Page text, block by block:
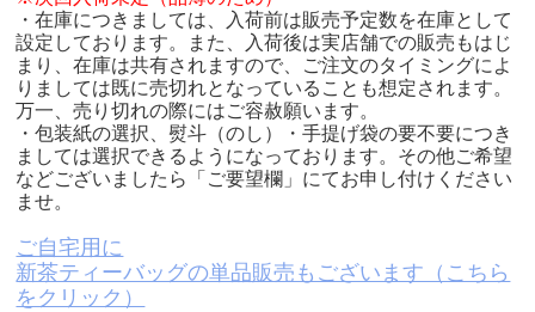
・在庫につきましては、入荷前は販売予定数を在庫として
設定しております。また、入荷後は実店舗での販売もはじ
まり、在庫は共有されますので、ご注文のタイミングによ
りましては既に売切れとなっていることも想定されます。
万一、売り切れの際にはご容赦願います。
・包装紙の選択、熨斗（のし）・手提げ袋の要不要につき
ましては選択できるようになっております。その他ご希望
などございましたら「ご要望欄」にてお申し付けください
ませ。
ご自宅用に
新茶ティーバッグの単品販売もございます（こちら
をクリック）